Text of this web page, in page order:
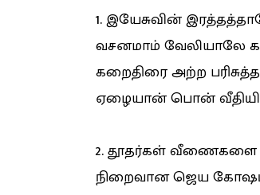
1. இயேசுவின்
வசனமாம் வேலியாலே
கறைதிரை அற்ற
ஏழையான் பொன்
2. தூதர்கள் வீணைகளை
நிறைவான ஜெய கோஷம்